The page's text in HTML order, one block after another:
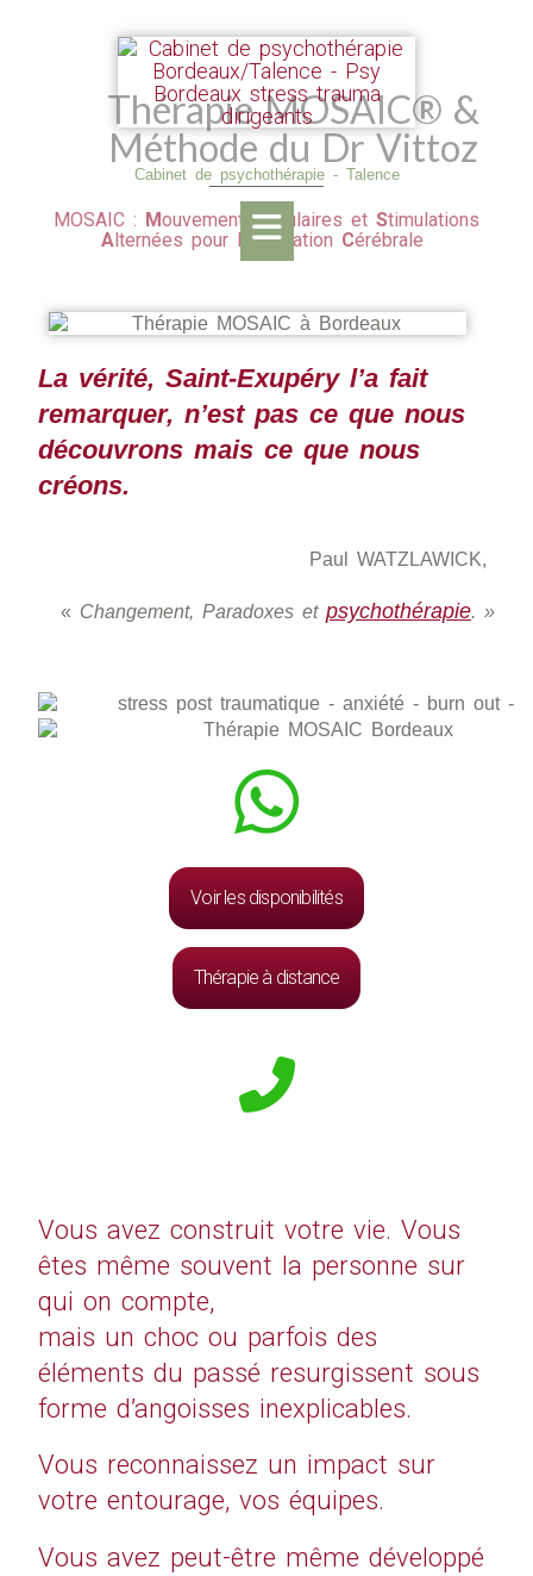
Cabinet de psychothérapie - Talence
Thérapie MOSAIC® &
Méthode du Dr Vittoz
MOSAIC : MouvementsOculaires et Stimulations
Alternées pour l’ ntégration Cérébrale
La vérité, Saint-Exupéry l’a fait
remarquer, n’est pas ce que nous
découvrons mais ce que nous
créons.
Paul WATZLAWICK,
« Changement, Paradoxes et psychothérapie. »
Voir les disponibilités
Thérapie à distance
Vous avez construit votre vie. Vous
êtes même souvent la personne sur
qui on compte,
mais un choc ou parfois des
éléments du passé resurgissent sous
forme d’angoisses inexplicables.
Vous reconnaissez un impact sur
votre entourage, vos équipes.
Vous avez peut-être même développé